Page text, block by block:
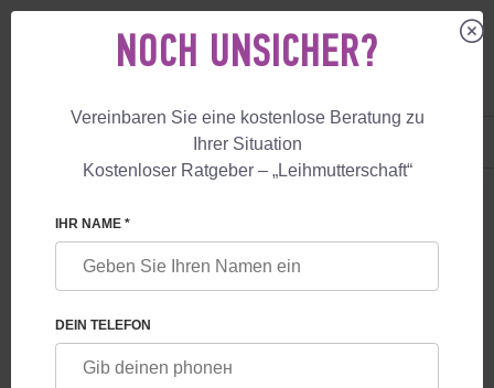
LEIHMUTTERSCHAFT: RECHTLICHE
ANSPRÜCHE VON ELTERN UND
LEIHMÜTTERN
NOCH UNSICHER?
Vereinbaren Sie eine kostenlose Beratung zu
Ihrer Situation
Kostenloser Ratgeber – „Leihmutterschaft“
IHR NAME *
DEIN TELEFON